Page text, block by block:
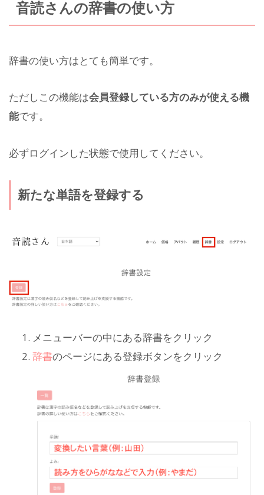
音読さんの辞書の使い方
辞書の使い方はとても簡単です。
ただしこの機能は会員登録している方のみが使える機
能です。
必ずログインした状態で使用してください。
新たな単語を登録する
メニューバーの中にある辞書をクリック
辞書のページにある登録ボタンをクリック